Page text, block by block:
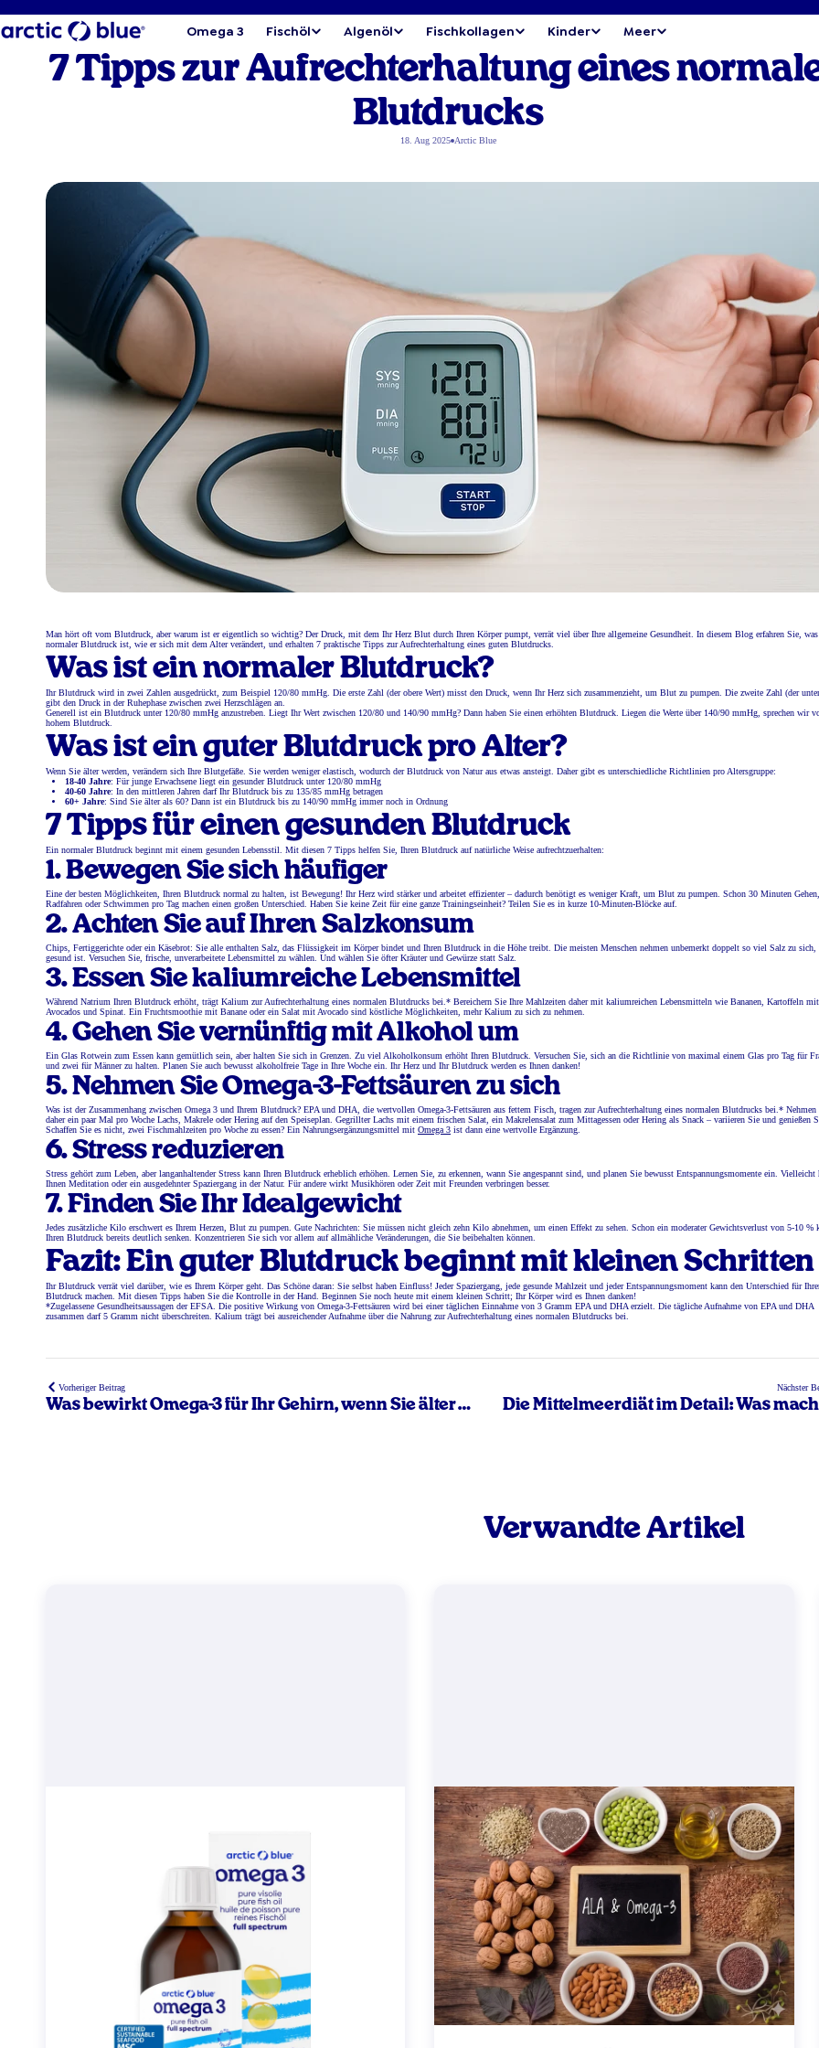
Omega 3 Fischöl Algenöl Fischkollagen Kinder Meer
7 Tipps zur Aufrechterhaltung eines
Blutdrucks
18. Aug 2025 Arctic Blue
Man hört oft vom Blutdruck, aber warum ist er eigentlich so wichtig? Der Druck, mit dem Ihr Herz Blut durch Ihren Körper pumpt, verrät viel über Ihre allgemeine Gesundheit. In diesem Blog erfahren Sie,
normaler Blutdruck ist, wie er sich mit dem Alter verändert, und erhalten 7 praktische Tipps zur Aufrechterhaltung eines guten Blutdrucks.
Was ist ein normaler Blutdruck?
Ihr Blutdruck wird in zwei Zahlen ausgedrückt, zum Beispiel 120/80 mmHg. Die erste Zahl (der obere Wert) misst den Druck, wenn Ihr Herz sich zusammenzieht, um Blut zu pumpen. Die zweite Zahl (der
gibt den Druck in der Ruhephase zwischen zwei Herzschlägen an.
Generell ist ein Blutdruck unter 120/80 mmHg anzustreben. Liegt Ihr Wert zwischen 120/80 und 140/90 mmHg? Dann haben Sie einen erhöhten Blutdruck. Liegen die Werte über 140/90 mmHg, sprechen wir
hohem Blutdruck.
Was ist ein guter Blutdruck pro Alter?
Wenn Sie älter werden, verändern sich Ihre Blutgefäße. Sie werden weniger elastisch, wodurch der Blutdruck von Natur aus etwas ansteigt. Daher gibt es unterschiedliche Richtlinien pro Altersgruppe:
18-40 Jahre: Für junge Erwachsene liegt ein gesunder Blutdruck unter 120/80 mmHg
40-60 Jahre: In den mittleren Jahren darf Ihr Blutdruck bis zu 135/85 mmHg betragen
60+ Jahre: Sind Sie älter als 60? Dann ist ein Blutdruck bis zu 140/90 mmHg immer noch in Ordnung
7 Tipps für einen gesunden Blutdruck
Ein normaler Blutdruck beginnt mit einem gesunden Lebensstil. Mit diesen 7 Tipps helfen Sie, Ihren Blutdruck auf natürliche Weise aufrechtzuerhalten:
1. Bewegen Sie sich häufiger
Eine der besten Möglichkeiten, Ihren Blutdruck normal zu halten, ist Bewegung! Ihr Herz wird stärker und arbeitet effizienter – dadurch benötigt es weniger Kraft, um Blut zu pumpen. Schon 30 Minuten Gehen,
Radfahren oder Schwimmen pro Tag machen einen großen Unterschied. Haben Sie keine Zeit für eine ganze Trainingseinheit? Teilen Sie es in kurze 10-Minuten-Blöcke auf.
2. Achten Sie auf Ihren Salzkonsum
Chips, Fertiggerichte oder ein Käsebrot: Sie alle enthalten Salz, das Flüssigkeit im Körper bindet und Ihren Blutdruck in die Höhe treibt. Die meisten Menschen nehmen unbemerkt doppelt so viel Salz zu sich,
gesund ist. Versuchen Sie, frische, unverarbeitete Lebensmittel zu wählen. Und wählen Sie öfter Kräuter und Gewürze statt Salz.
3. Essen Sie kaliumreiche Lebensmittel
Während Natrium Ihren Blutdruck erhöht, trägt Kalium zur Aufrechterhaltung eines normalen Blutdrucks bei.* Bereichern Sie Ihre Mahlzeiten daher mit kaliumreichen Lebensmitteln wie Bananen, Kartoffeln mit
Avocados und Spinat. Ein Fruchtsmoothie mit Banane oder ein Salat mit Avocado sind köstliche Möglichkeiten, mehr Kalium zu sich zu nehmen.
4. Gehen Sie vernünftig mit Alkohol um
Ein Glas Rotwein zum Essen kann gemütlich sein, aber halten Sie sich in Grenzen. Zu viel Alkoholkonsum erhöht Ihren Blutdruck. Versuchen Sie, sich an die Richtlinie von maximal einem Glas pro Tag für
und zwei für Männer zu halten. Planen Sie auch bewusst alkoholfreie Tage in Ihre Woche ein. Ihr Herz und Ihr Blutdruck werden es Ihnen danken!
5. Nehmen Sie Omega-3-Fettsäuren zu sich
Was ist der Zusammenhang zwischen Omega 3 und Ihrem Blutdruck? EPA und DHA, die wertvollen Omega-3-Fettsäuren aus fettem Fisch, tragen zur Aufrechterhaltung eines normalen Blutdrucks bei.* Nehmen
daher ein paar Mal pro Woche Lachs, Makrele oder Hering auf den Speiseplan. Gegrillter Lachs mit einem frischen Salat, ein Makrelensalat zum Mittagessen oder Hering als Snack – variieren Sie und genießen
Schaffen Sie es nicht, zwei Fischmahlzeiten pro Woche zu essen? Ein Nahrungsergänzungsmittel mit Omega 3 ist dann eine wertvolle Ergänzung.
6. Stress reduzieren
Stress gehört zum Leben, aber langanhaltender Stress kann Ihren Blutdruck erheblich erhöhen. Lernen Sie, zu erkennen, wann Sie angespannt sind, und planen Sie bewusst Entspannungsmomente ein.
Ihnen Meditation oder ein ausgedehnter Spaziergang in der Natur. Für andere wirkt Musikhören oder Zeit mit Freunden verbringen besser.
7. Finden Sie Ihr Idealgewicht
Jedes zusätzliche Kilo erschwert es Ihrem Herzen, Blut zu pumpen. Gute Nachrichten: Sie müssen nicht gleich zehn Kilo abnehmen, um einen Effekt zu sehen. Schon ein moderater Gewichtsverlust von 5-10 %
Ihren Blutdruck bereits deutlich senken. Konzentrieren Sie sich vor allem auf allmähliche Veränderungen, die Sie beibehalten können.
Fazit: Ein guter Blutdruck beginnt mit kleinen Schritten
Ihr Blutdruck verrät viel darüber, wie es Ihrem Körper geht. Das Schöne daran: Sie selbst haben Einfluss! Jeder Spaziergang, jede gesunde Mahlzeit und jeder Entspannungsmoment kann den Unterschied für
Blutdruck machen. Mit diesen Tipps haben Sie die Kontrolle in der Hand. Beginnen Sie noch heute mit einem kleinen Schritt; Ihr Körper wird es Ihnen danken!
*Zugelassene Gesundheitsaussagen der EFSA. Die positive Wirkung von Omega-3-Fettsäuren wird bei einer täglichen Einnahme von 3 Gramm EPA und DHA erzielt. Die tägliche Aufnahme von EPA und DHA
zusammen darf 5 Gramm nicht überschreiten. Kalium trägt bei ausreichender Aufnahme über die Nahrung zur Aufrechterhaltung eines normalen Blutdrucks bei.
Vorheriger Beitrag
Was bewirkt Omega-3 für Ihr Gehirn, wenn Sie älter
Nächster
Die Mittelmeerdiät im Detail: Was
Verwandte Artikel